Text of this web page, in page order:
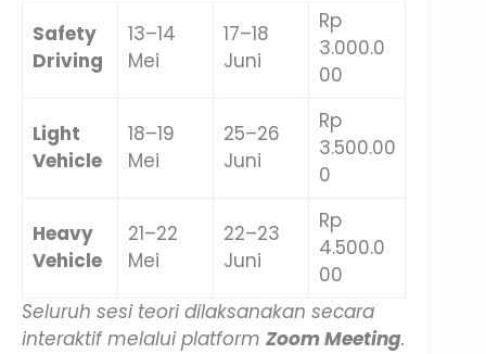
Safety
Driving
13–14
Mei
17–18
Juni
Rp
3.000.0
00
Light
Vehicle
18–19
Mei
25–26
Juni
Rp
3.500.00
0
Heavy
Vehicle
21–22
Mei
22–23
Juni
Rp
4.500.0
00
Seluruh sesi teori dilaksanakan secara
interaktif melalui platform Zoom Meeting.